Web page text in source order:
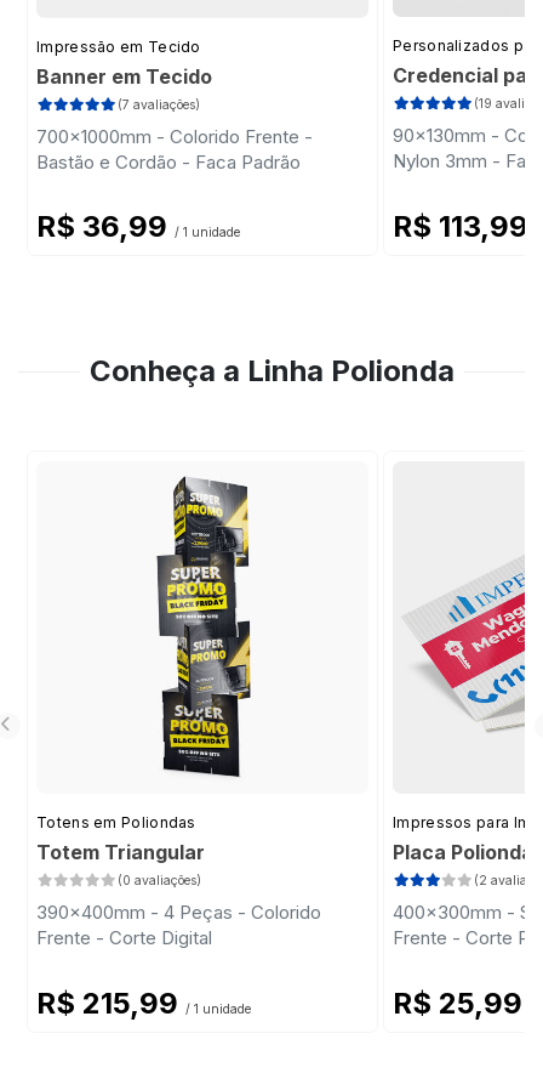
Impressão em Tecido
Banner em Tecido
(7 avaliações)
700x1000mm - Colorido Frente -
Bastão e Cordão - Faca Padrão
R$ 36,99 / 1 unidade
Personalizados
Credencial
(19
90x130mm -
Nylon 3mm -
R$ 113,99
Conheça a Linha Polionda
Totens em Poliondas
Totem Triangular
(0 avaliações)
390x400mm - 4 Peças - Colorido
Frente - Corte Digital
R$ 215,99 / 1 unidade
Impressos para
Placa Polionda
(2
400x300mm -
Frente - Corte
R$ 25,99